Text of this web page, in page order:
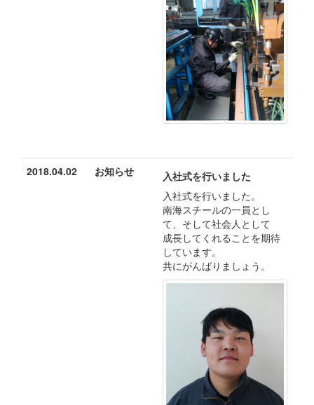
2018.04.02 お知らせ
入社式を行いました
入社式を行いました。
南海スチールの一員とし
て、そして社会人として
成長してくれることを期待
しています。
共にがんばりましょう。